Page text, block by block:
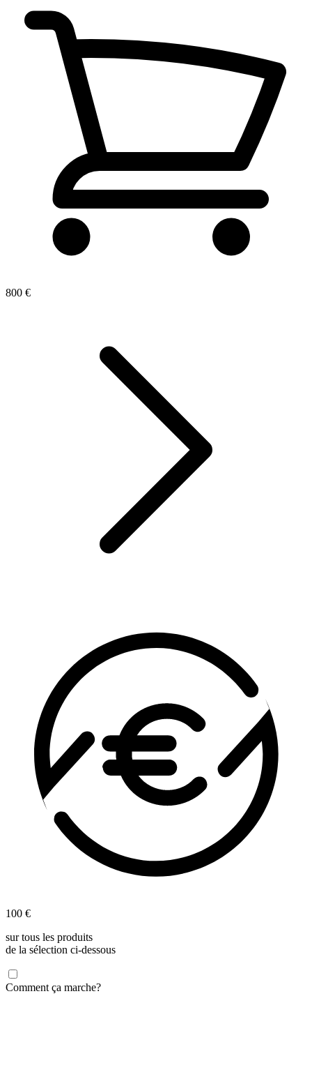
800 €
100 €
sur tous les produits
de la sélection ci-dessous
Comment ça marche?